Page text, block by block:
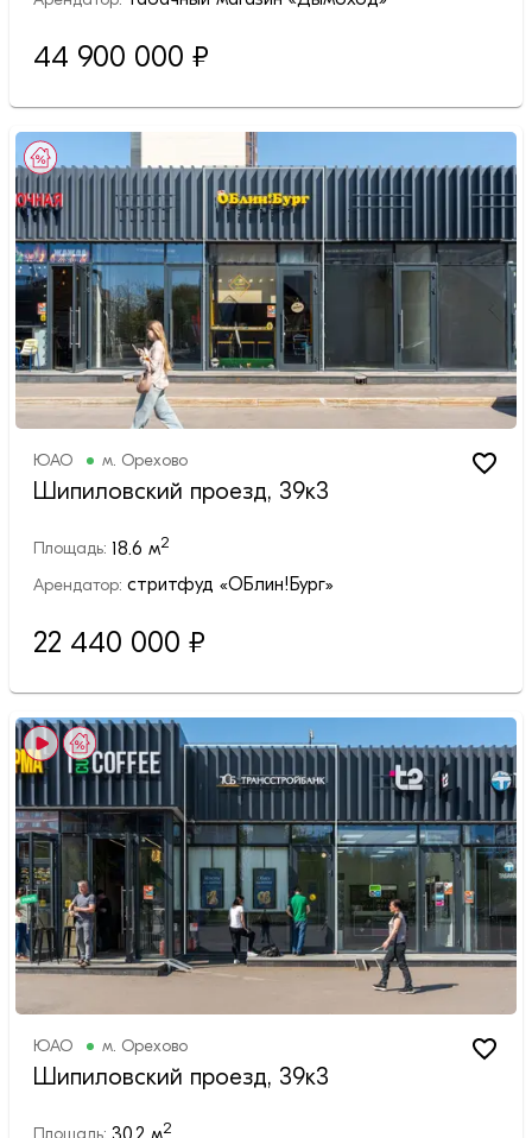
44 900 000 ₽
ЮАО м. Орехово
Шипиловский проезд, 39к3
Площадь: 18.6 м2
Арендатор: стритфуд «ОБлин!Бург»
22 440 000 ₽
ЮАО м. Орехово
Шипиловский проезд, 39к3
2